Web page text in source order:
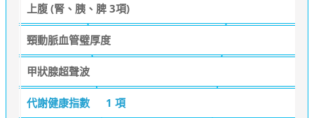
上腹 (腎、胰、脾 3項)
頸動脈血管璧厚度
甲狀腺超聲波
代謝健康指數 1 項